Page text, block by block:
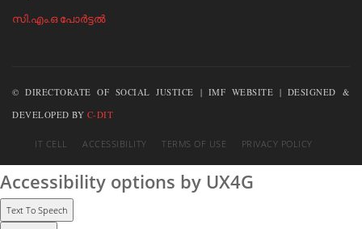
സി.എം.ഒ പോര്‍ട്ടല്‍
© DIRECTORATE OF SOCIAL JUSTICE | IMF WEBSITE | DESIGNED &
DEVELOPED BY C-DIT
IT CELL ACCESSIBILITY TERMS OF USE PRIVACY POLICY
Accessibility options by UX4G
Text To Speech